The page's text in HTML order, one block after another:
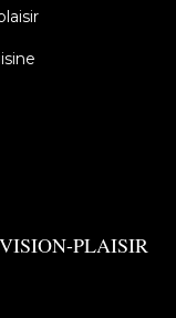
PLAISIR